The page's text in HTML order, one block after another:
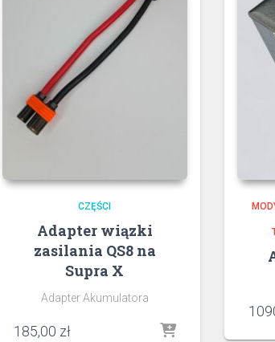
CZĘŚCI
Adapter wiązki
zasilania QS8 na
Supra X
Adapter Akumulatora
185,00 zł